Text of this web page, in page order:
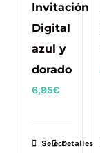
Invitación
Digital
azul y
dorado
6,95€
SelectDetalles